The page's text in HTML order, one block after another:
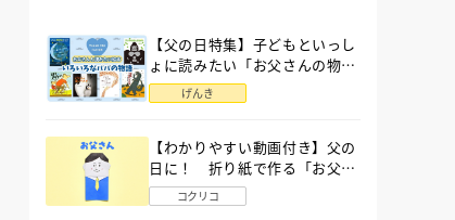
【父の日特集】子どもといっし
ょに読みたい「お父さんの物
語」６選
げんき
【わかりやすい動画付き】父の
日に！ 折り紙で作る「お父さ
ん」の簡単な折り方
コクリコ